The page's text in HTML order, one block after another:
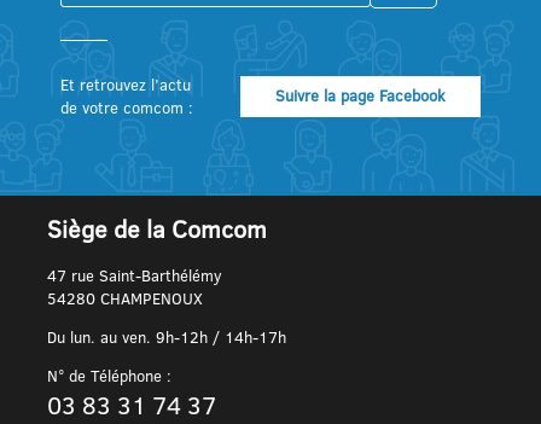
Et retrouvez l’actu
de votre comcom :
Suivre la page Facebook
Siège de la Comcom
47 rue Saint-Barthélémy
54280 CHAMPENOUX
Du lun. au ven. 9h-12h / 14h-17h
N° de Téléphone :
03 83 31 74 37